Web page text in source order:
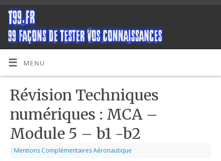
MENU
Révision Techniques
numériques : MCA –
Module 5 – b1 -b2
| Mentions Complémentaires Aéronautique